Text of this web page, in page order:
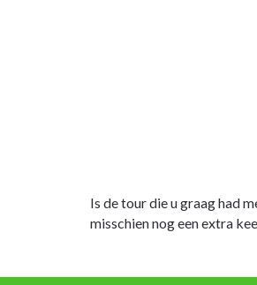
Is de tour die u graag had
misschien nog een extra